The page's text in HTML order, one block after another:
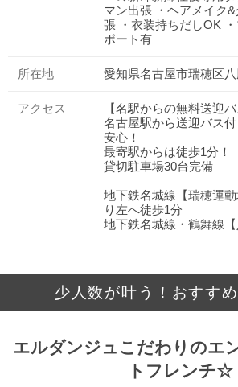
マン出張 ・ヘアメイク
張 ・衣装持ちだしOK
ポート有
所在地 愛知県名古屋市瑞穂区
アクセス
【名駅からの無料送迎
名古屋駅から送迎バス
安心！
最寄駅からは徒歩1分！
貸切駐車場30台完備
地下鉄名城線【瑞穂運
り左へ徒歩1分
地下鉄名城線・鶴舞線
少人数が叶う！おすす
エルダンジュこだわりのエ
トフレンチ☆